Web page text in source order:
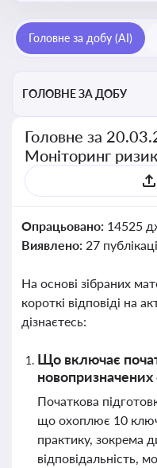
обґрунтовані рішення
комплаєнс-перевірок
Головне за добу (AI)
ГОЛОВНЕ ЗА ДОБУ
Головне за
Моніторинг
Опрацьовано: 14525
Виявлено: 27
На основі зібраних
короткі відповіді на
дізнаєтесь:
Що включає
новопризначених
Початкова
що охоплює 10
практику, зокрема
відповідальність,